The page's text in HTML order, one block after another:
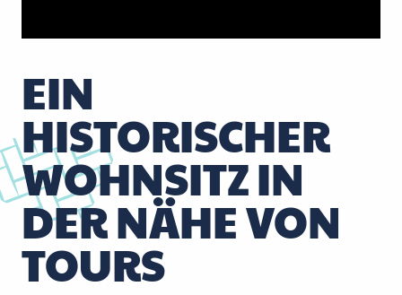
EIN
HISTORISCHER
WOHNSITZ IN
DER NÄHE VON
TOURS